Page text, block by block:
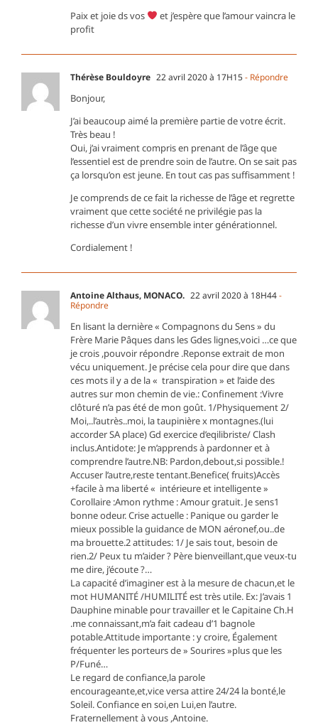
Paix et joie ds vos
et j’espère que l’amour vaincra le
profit
Thérèse Bouldoyre 22 avril 2020 à 17H15- Répondre
Bonjour,
J’ai beaucoup aimé la première partie de votre écrit.
Très beau !
Oui, j’ai vraiment compris en prenant de l’âge que
l’essentiel est de prendre soin de l’autre. On se sait pas
ça lorsqu’on est jeune. En tout cas pas suffisamment !
Je comprends de ce fait la richesse de l’âge et regrette
vraiment que cette société ne privilégie pas la
richesse d’un vivre ensemble inter générationnel.
Cordialement !
Antoine Althaus, MONACO. 22 avril 2020 à 18H44-
Répondre
En lisant la dernière « Compagnons du Sens » du
Frère Marie Pâques dans les Gdes lignes,voici …ce que
je crois ,pouvoir répondre .Reponse extrait de mon
vécu uniquement. Je précise cela pour dire que dans
ces mots il y a de la « transpiration » et l’aide des
autres sur mon chemin de vie.: Confinement :Vivre
clôturé n’a pas été de mon goût. 1/Physiquement 2/
Moi,..l’autrès..moi, la taupinière x montagnes.(lui
accorder SA place) Gd exercice d’eqilibriste/ Clash
inclus.Antidote: Je m’apprends à pardonner et à
comprendre l’autre.NB: Pardon,debout,si possible.!
Accuser l’autre,reste tentant.Benefice( fruits)Accès
+facile à ma liberté « intérieure et intelligente »
Corollaire :Amon rythme : Amour gratuit. Je sens1
bonne odeur. Crise actuelle : Panique ou garder le
mieux possible la guidance de MON aéronef,ou..de
ma brouette.2 attitudes: 1/ Je sais tout, besoin de
rien.2/ Peux tu m’aider ? Père bienveillant,que veux-tu
me dire, j’écoute ?…
La capacité d’imaginer est à la mesure de chacun,et le
mot HUMANITÉ /HUMILITÉ est très utile. Ex: J’avais 1
Dauphine minable pour travailler et le Capitaine Ch.H
.me connaissant,m’a fait cadeau d’1 bagnole
potable.Attitude importante : y croire, Également
fréquenter les porteurs de » Sourires »plus que les
P/Funé…
Le regard de confiance,la parole
encourageante,et,vice versa attire 24/24 la bonté,le
Soleil. Confiance en soi,en Lui,en l’autre.
Fraternellement à vous ,Antoine.